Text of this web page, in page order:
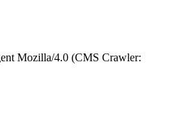
Mozilla/4.0 (CMS Crawler: